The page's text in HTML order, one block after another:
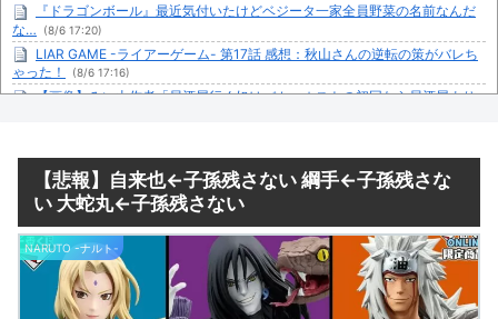
『ドラゴンボール』最近気付いたけどベジータ一家全員野菜の名前なんだ
な…
(8/6 17:20)
LIAR GAME -ライアーゲーム- 第17話 感想：秋山さんの逆転の策がバレち
ゃった！
(8/6 17:16)
【画像】みい山作者「居酒屋行く奴はバカ。ホストの初回なら居酒屋より
殺していきますw」 (8/6 17:11)
フナ釣りもハマりだすとヤバいんだよなぁ… (8/6 17:09)
彼女の実家でご飯頂いたんだがすき焼きの肉が鶏肉だった
【衝撃】ハンターハンター、とんでもねえ伏線が発掘される。クルタ族の
虐殺犯人がツェリードニヒだった模様！ (8/6 17:05)
【画像】最新のライザ、まだイケる (8/6 17:05)
【画像】フィギュア開けりゅ (8/6 17:04)
【悲報】自来也←子孫残さない 綱手←子孫残さな
い 大蛇丸←子孫残さない
NARUTO -ナルト-